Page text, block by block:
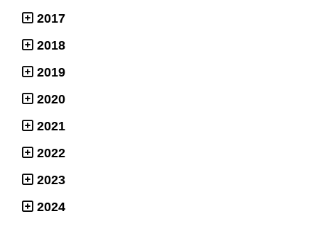
2017
2018
2019
2020
2021
2022
2023
2024